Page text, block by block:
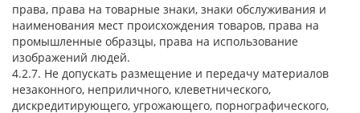
права, права на товарные знаки, знаки обслуживания и
наименования мест происхождения товаров, права на
промышленные образцы, права на использование
изображений людей.
4.2.7. Не допускать размещение и передачу материалов
незаконного, неприличного, клеветнического,
дискредитирующего, угрожающего, порнографического,